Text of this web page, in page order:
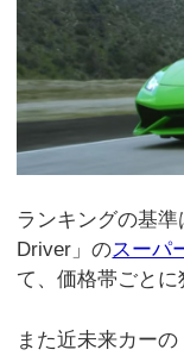
ランキングの基
Driver」のスーパ
て、価格帯ごとに
また近未来カー